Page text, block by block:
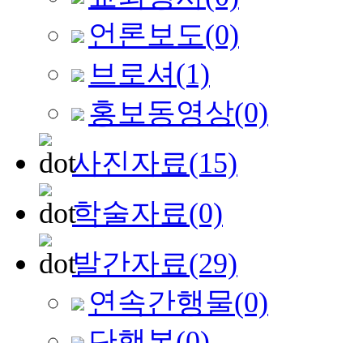
언론보도(0)
브로셔 (1)
홍보동영상(0)
사진자료(15)
학술자료(0)
발간자료(29)
연속간행물(0)